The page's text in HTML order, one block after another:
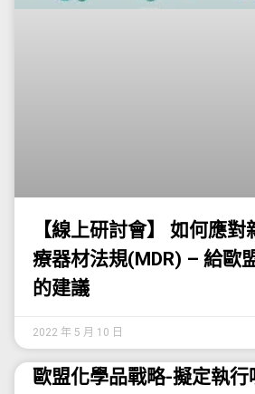
【線上研討會】 如何應
療器材法規(MDR) – 給歐
的建議​
2022 年 5 月 10 日
歐盟化學品戰略-擬定執行